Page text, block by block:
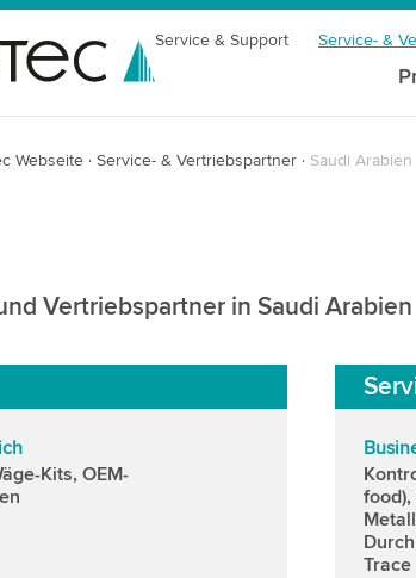
Service & Support Service- &
Webseite Service- & Vertriebspartner Saudi Arabien
Vertriebspartner in Saudi Arabien
Kits, OEM-
Trace